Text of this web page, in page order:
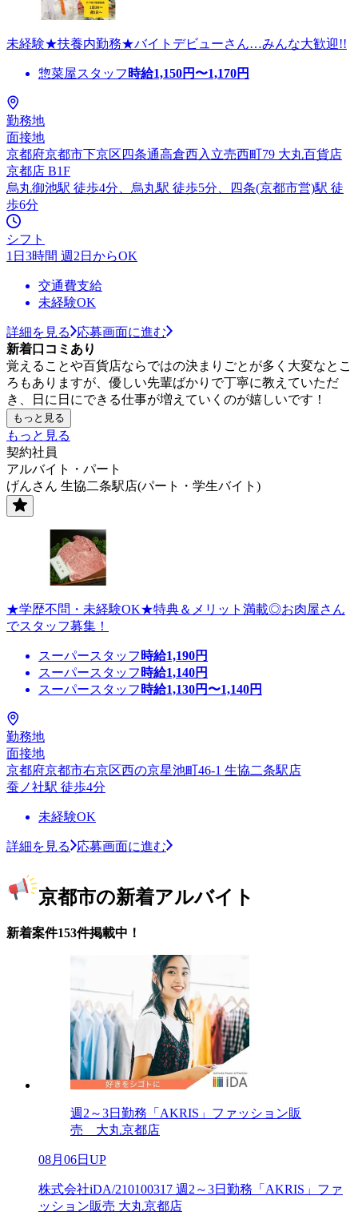
未経験★扶養内勤務★バイトデビューさん…みんな大歓迎!!
惣菜屋スタッフ 時給1,150円〜1,170円
勤務地
面接地
京都府京都市下京区四条通高倉西入立売西町79 大丸百貨店
京都店 B1F
烏丸御池駅 徒歩4分、烏丸駅 徒歩5分、四条(京都市営)駅 徒
歩6分
シフト
1日3時間 週2日からOK
交通費支給
未経験OK
詳細を見る
応募画面に進む
新着口コミあり
覚えることや百貨店ならではの決まりごとが多く大変なとこ
ろもありますが、優しい先輩ばかりで丁寧に教えていただ
き、日に日にできる仕事が増えていくのが嬉しいです！
もっと見る
もっと見る
契約社員
アルバイト・パート
げんさん 生協二条駅店(パート・学生バイト)
★学歴不問・未経験OK★特典＆メリット満載◎お肉屋さん
でスタッフ募集！
スーパースタッフ 時給1,190円
スーパースタッフ 時給1,140円
スーパースタッフ 時給1,130円〜1,140円
勤務地
面接地
京都府京都市右京区西の京星池町46-1 生協二条駅店
蚕ノ社駅 徒歩4分
未経験OK
詳細を見る 応募画面に進む
京都市の新着アルバイト
新着案件153件掲載中！
週2～3日勤務「AKRIS」ファッション販
売 大丸京都店
08月06日UP
株式会社iDA/210100317 週2～3日勤務「AKRIS」ファ
ッション販売 大丸京都店